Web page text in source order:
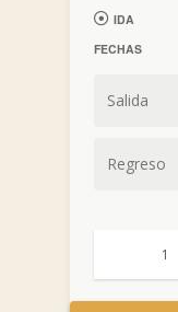
IDA
FECHAS